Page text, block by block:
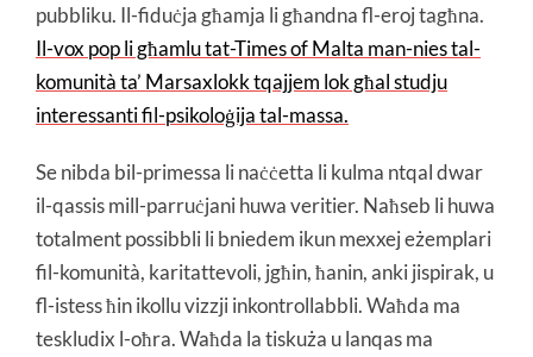
pubbliku. Il-fiduċja għamja li għandna fl-eroj tagħna.
Il-vox pop li għamlu tat-Times of Malta man-nies tal-
komunità ta’ Marsaxlokk tqajjem lok għal studju
interessanti fil-psikoloġija tal-massa.
Se nibda bil-primessa li naċċetta li kulma ntqal dwar
il-qassis mill-parruċjani huwa veritier. Naħseb li huwa
totalment possibbli li bniedem ikun mexxej eżemplari
fil-komunità, karitattevoli, jgħin, ħanin, anki jispirak, u
fl-istess ħin ikollu vizzji inkontrollabbli. Waħda ma
teskludix l-oħra. Waħda la tiskuża u lanqas ma